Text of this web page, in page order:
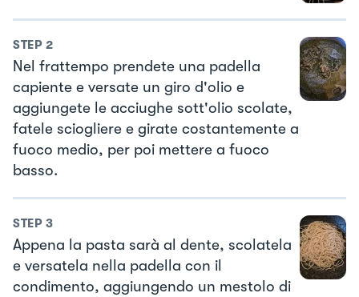
STEP 2
Nel frattempo prendete una padella
capiente e versate un giro d'olio e
aggiungete le acciughe sott'olio scolate,
fatele sciogliere e girate costantemente a
fuoco medio, per poi mettere a fuoco
basso.
STEP 3
Appena la pasta sarà al dente, scolatela
e versatela nella padella con il
condimento, aggiungendo un mestolo di